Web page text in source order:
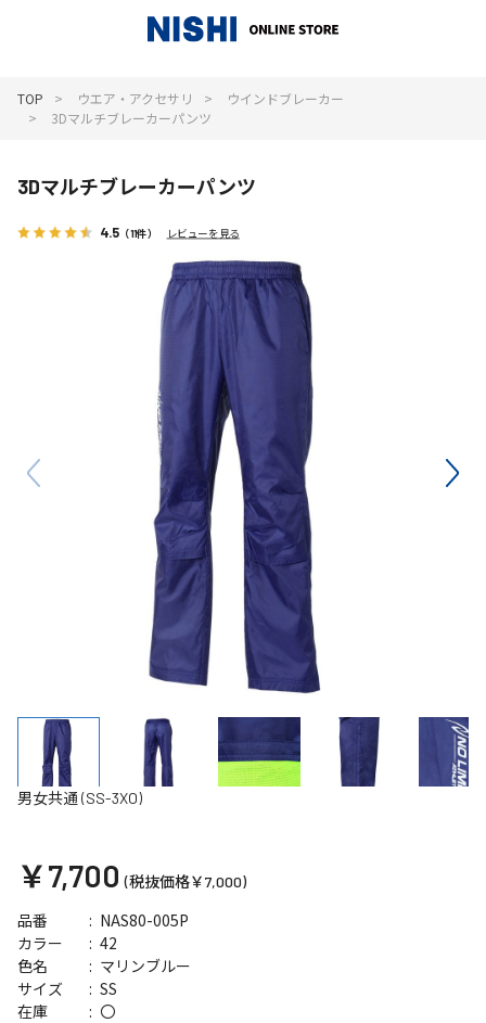
TOP ウエア・アクセサリ
ウインドブレーカー
3Dマルチブレーカーパンツ
3Dマルチブレーカーパンツ
4.5 （11件） レビューを見る
男女共通 (SS-3XO)
￥7,700 (税抜価格￥7,000)
品番 NAS80-005P
サイズ SS
カラー 42
在庫 〇
色名 マリンブルー